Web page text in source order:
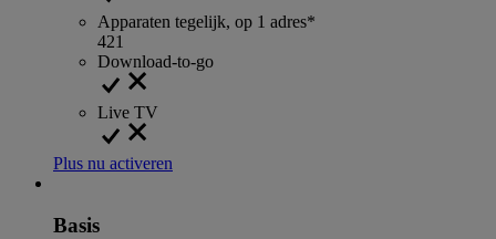
Apparaten tegelijk, op 1 adres*
421
Download-to-go
Live TV
Plus nu activeren
Basis